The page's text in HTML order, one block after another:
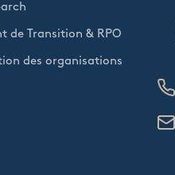
de Transition & RPO
des organisations